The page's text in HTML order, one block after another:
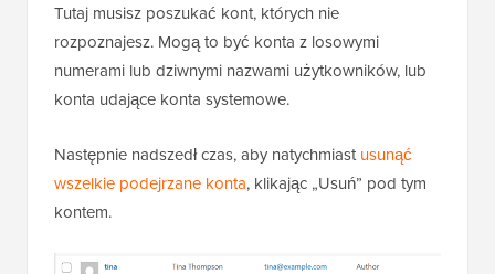
Tutaj musisz poszukać kont, których nie
rozpoznajesz. Mogą to być konta z losowymi
numerami lub dziwnymi nazwami użytkowników, lub
konta udające konta systemowe.
Następnie nadszedł czas, aby natychmiastusunąć
wszelkie podejrzane konta, klikając „Usuń” pod tym
kontem.